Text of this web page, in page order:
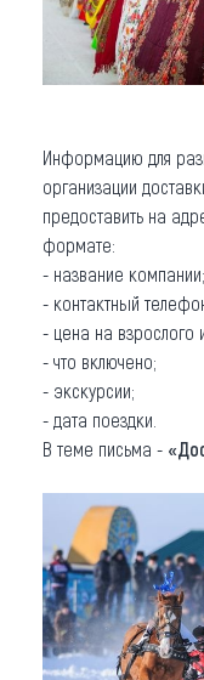
Информацию для
организации
предоставить на
формате:
- название компании;
- контактный
- цена на взрослого
- что включено;
- экскурсии;
- дата поездки.
В теме письма -